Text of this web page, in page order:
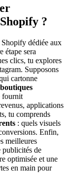
?
dédiée aux
étape sera
clics, tu explores
Supposons
cartonne
fournit
applications
tu comprends
: quels visuels
Enfin,
meilleures
publicités de
optimisée et une
en main pour